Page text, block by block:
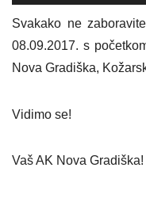
Svakako ne
08.09.2017. s
Nova Gradiška,
Vidimo se!
Vaš AK Nova Gradiška!